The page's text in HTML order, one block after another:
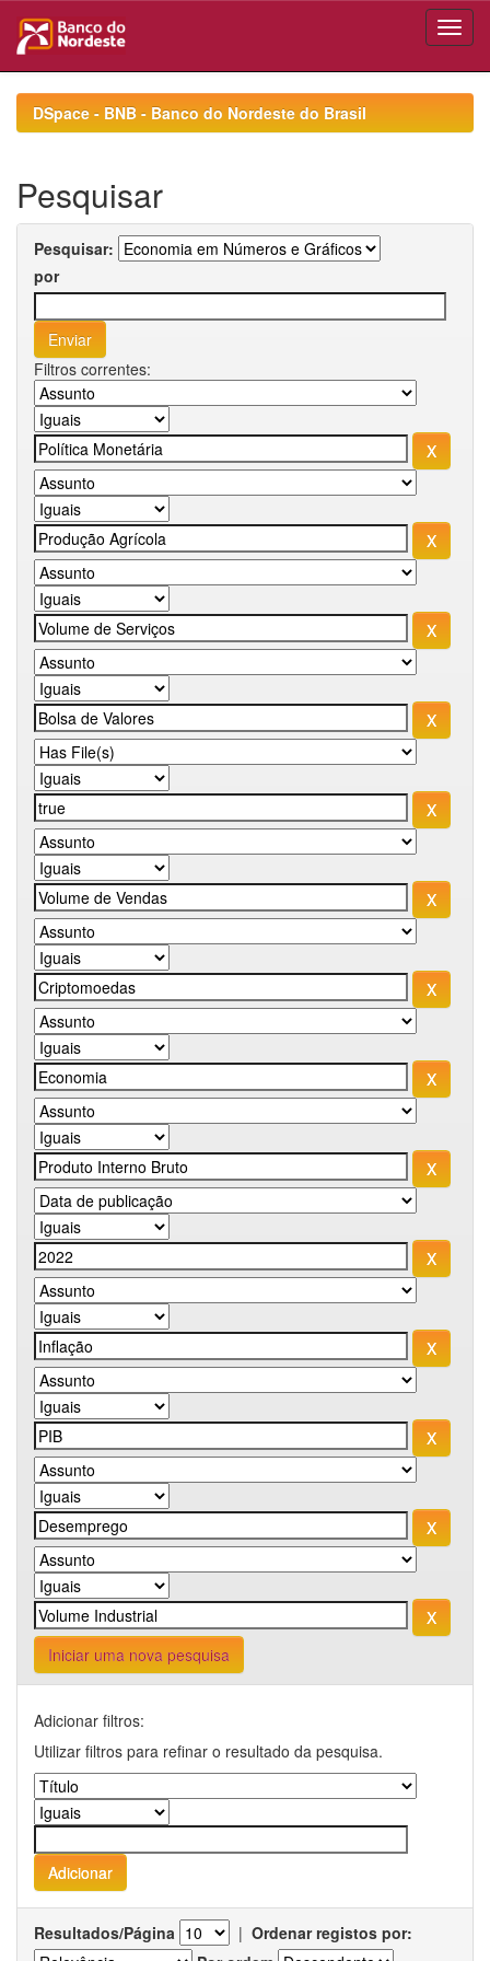
navigationDSpace - BNB - Banco do Nordeste do Brasil
Pesquisar
Pesquisar:
por
Filtros correntes:
Iniciar uma nova pesquisa
Adicionar filtros:
Utilizar filtros para refinar o resultado da pesquisa.
Resultados/Página | Ordenar registos por: